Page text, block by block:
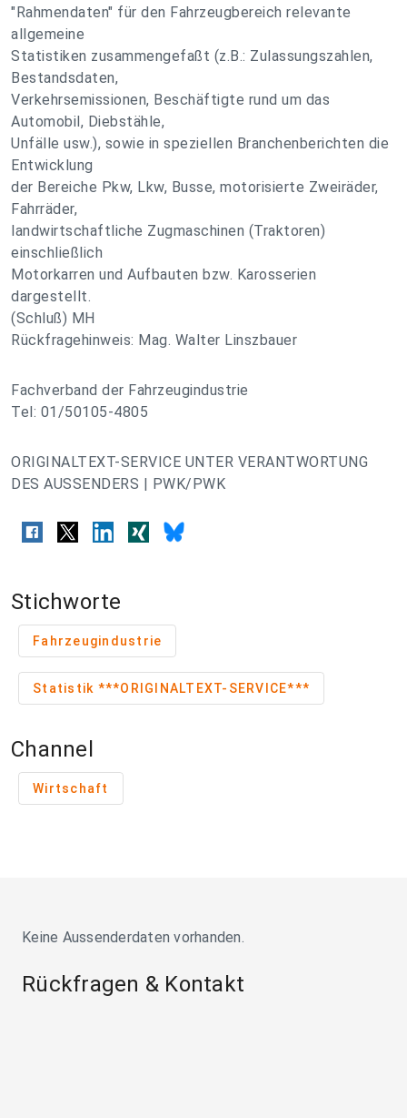
"Rahmendaten" für den Fahrzeugbereich relevante
allgemeine
Statistiken zusammengefaßt (z.B.: Zulassungszahlen,
Bestandsdaten,
Verkehrsemissionen, Beschäftigte rund um das
Automobil, Diebstähle,
Unfälle usw.), sowie in speziellen Branchenberichten die
Entwicklung
der Bereiche Pkw, Lkw, Busse, motorisierte Zweiräder,
Fahrräder,
landwirtschaftliche Zugmaschinen (Traktoren)
einschließlich
Motorkarren und Aufbauten bzw. Karosserien
dargestellt.
(Schluß) MH
Rückfragehinweis: Mag. Walter Linszbauer
Fachverband der Fahrzeugindustrie
Tel: 01/50105-4805
ORIGINALTEXT-SERVICE UNTER VERANTWORTUNG
DES AUSSENDERS | PWK/PWK
Stichworte
Fahrzeugindustrie
Statistik ***ORIGINALTEXT-SERVICE***
Channel
Wirtschaft
Keine Aussenderdaten vorhanden.
Rückfragen & Kontakt